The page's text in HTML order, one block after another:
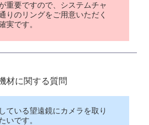
重要ですので、システムチャ
りのリングをご用意いただく
実です。
材に関する質問
ている望遠鏡にカメラを取り
いです。